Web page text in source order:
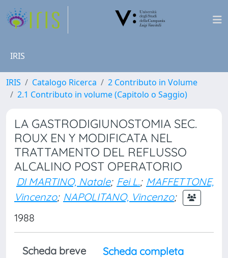
IRIS
IRIS Catalogo Ricerca
2 Contributo in Volume
2.1 Contributo in volume (Capitolo o Saggio)
LA GASTRODIGIUNOSTOMIA SEC.
ROUX EN Y MODIFICATA NEL
TRATTAMENTO DEL REFLUSSO
ALCALINO POST OPERATORIO
DI MARTINO, Natale; Fei L.; MAFFETTONE,
Vincenzo; NAPOLITANO, Vincenzo;
1988
Scheda breve
Scheda completa